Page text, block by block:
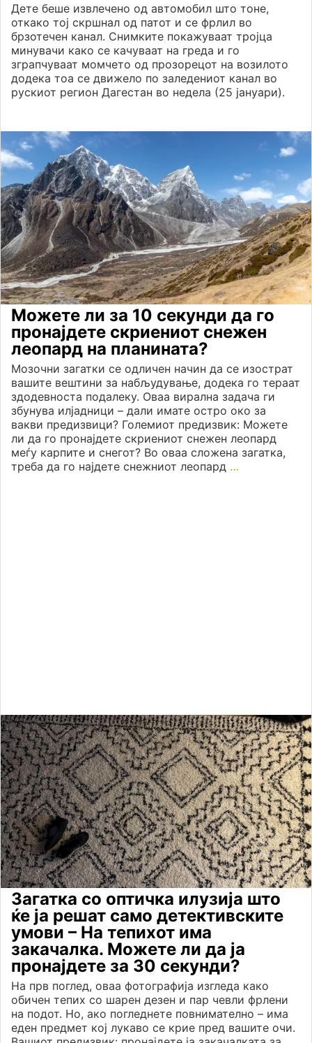
Дете беше извлечено од автомобил што тоне,
откако тој скршнал од патот и се фрлил во
брзотечен канал. Снимките покажуваат тројца
минувачи како се качуваат на греда и го
зграпчуваат момчето од прозорецот на возилото
додека тоа се движело по заледениот канал во
рускиот регион Дагестан во недела (25 јануари).
Можете ли за 10 секунди да го
пронајдете скриениот снежен
леопард на планината?
Мозочни загатки се одличен начин да се изострат
вашите вештини за набљудување, додека го тераат
здодевноста подалеку. Оваа вирална задача ги
збунува илјадници – дали имате остро око за
вакви предизвици? Големиот предизвик: Можете
ли да го пронајдете скриениот снежен леопард
меѓу карпите и снегот? Во оваа сложена загатка,
треба да го најдете снежниот леопард …
Загатка со оптичка илузија што
ќе ја решат само детективските
умови – На тепихот има
закачалка. Можете ли да ја
пронајдете за 30 секунди?
На прв поглед, оваа фотографија изгледа како
обичен тепих со шарен дезен и пар чевли фрлени
на подот. Но, ако погледнете повнимателно – има
еден предмет кој лукаво се крие пред вашите очи.